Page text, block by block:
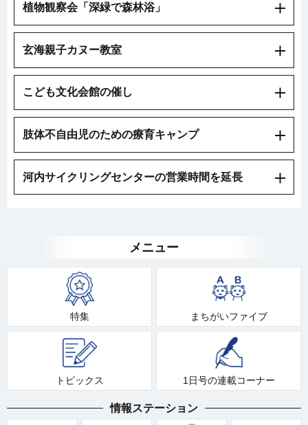
植物観察会「深緑で森林浴」
玄海親子カヌー教室
こども文化会館の催し
肢体不自由児のための療育キャンプ
河内サイクリングセンターの営業時間を延長
メニュー
特集 まちがいファイブ
トピックス 1日号の連載コーナー
情報ステーション